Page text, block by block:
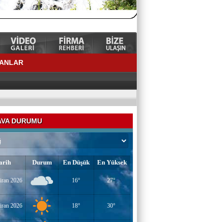
DURUMU
Durum En Düşük En Yüksek
2026 16° 27°
2026 18° 30°
YAZAR-ŞAİR MİRAÇ DOĞAN
Mavi Işık İnsanları